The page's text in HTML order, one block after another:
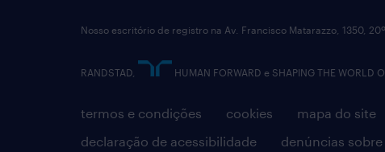
termos e condições cookies mapa do site
declaração de acessibilidade
denúncias
Nosso escritório de registro na Av. Francisco Matarazzo, 1350,
RANDSTAD, HUMAN FORWARD e SHAPING THE